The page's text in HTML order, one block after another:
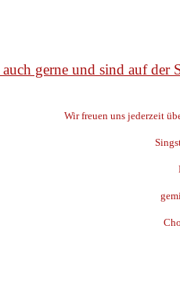
gerne und sind auf der
Wir freuen uns jederzeit